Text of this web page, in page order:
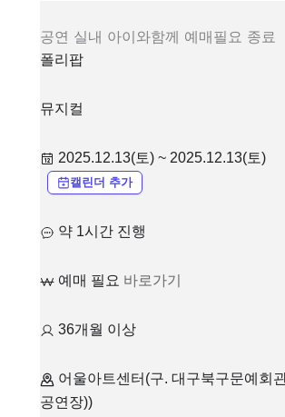
공연 실내 아이와함께 예매필요 종료
폴리팝
뮤지컬
2025.12.13(토) ~ 2025.12.13(토)
캘린더 추가
약 1시간 진행
예매 필요 바로가기
36개월 이상
어울아트센터(구. 대구북구문예회
공연장))